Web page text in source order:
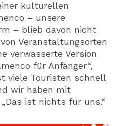
kulturellen
– unsere
– blieb davon nicht
Veranstaltungsorten
verwässerte Version
für Anfänger“,
viele Touristen schnell
wir haben mit
ist nichts für uns.“